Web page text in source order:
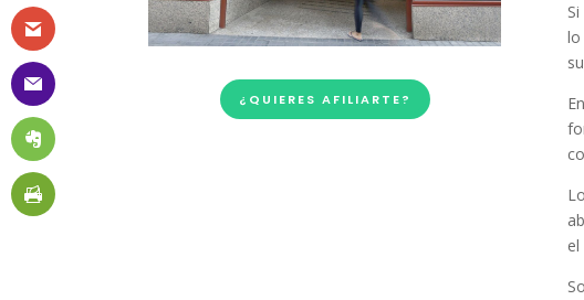
¿QUIERES AFILIARTE?
lo
el